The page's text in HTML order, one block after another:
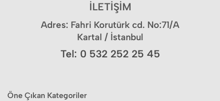
İLETİŞİM
Adres: Fahri Korutürk cd. No:71/A
Kartal / İstanbul
Tel: 0 532 252 25 45
Öne Çıkan Kategoriler